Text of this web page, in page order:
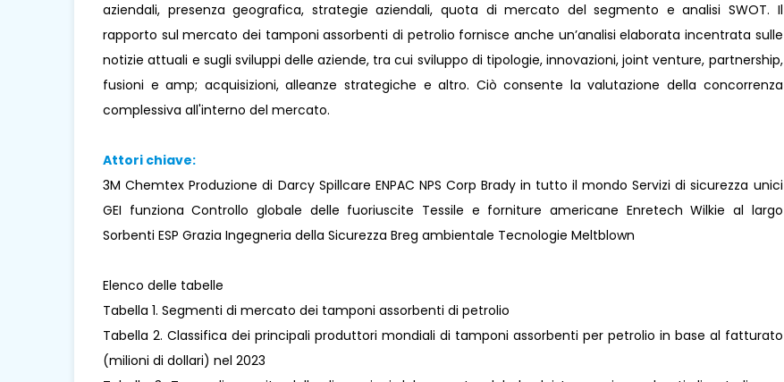
aziendali, presenza geografica, strategie aziendali, quota di mercato del segmento e analisi SWOT. Il
rapporto sul mercato dei tamponi assorbenti di petrolio fornisce anche un’analisi elaborata incentrata sulle
notizie attuali e sugli sviluppi delle aziende, tra cui sviluppo di tipologie, innovazioni, joint venture, partnership,
fusioni e amp; acquisizioni, alleanze strategiche e altro. Ciò consente la valutazione della concorrenza
complessiva all'interno del mercato.
Attori chiave:
3M Chemtex Produzione di Darcy Spillcare ENPAC NPS Corp Brady in tutto il mondo Servizi di sicurezza unici
GEI funziona Controllo globale delle fuoriuscite Tessile e forniture americane Enretech Wilkie al largo
Sorbenti ESP Grazia Ingegneria della Sicurezza Breg ambientale Tecnologie Meltblown
Elenco delle tabelle
Tabella 1. Segmenti di mercato dei tamponi assorbenti di petrolio
Tabella 2. Classifica dei principali produttori mondiali di tamponi assorbenti per petrolio in base al fatturato
(milioni di dollari) nel 2023